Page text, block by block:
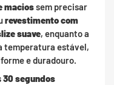
maciossem precisar
revestimento com
suave, enquanto a
temperatura estável,
e duradouro.
30 segundos